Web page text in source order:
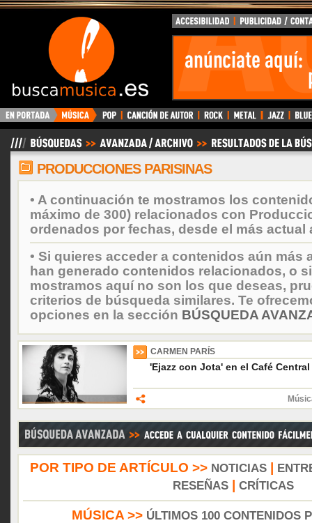
BuscaMusica.es
PRODUCCIONES PARISINAS
• A continuación te mostramos los
máximo de 300) relacionados con
ordenados por fechas, desde el más actual
• Si quieres acceder a contenidos aún más
han generado contenidos relacionados, o
mostramos aquí no son los que deseas,
criterios de búsqueda similares. Te
opciones en la sección BÚSQUEDA
CARMEN PARÍS
'Ejazz con Jota' en el Café
POR TIPO DE ARTÍCULO >> NOTICIAS|
RESEÑAS| CRÍTICAS
MÚSICA >> ÚLTIMOS 100 CONTENIDOS